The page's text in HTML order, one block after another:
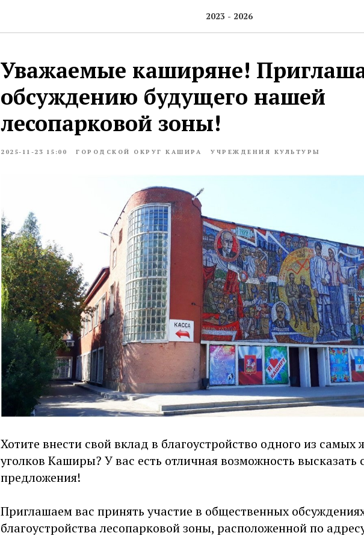
2023 - 2026
Уважаемые каширяне!
обсуждению будущего нашей
лесопарковой зоны!
2025-11-23 15:00 ГОРОДСКОЙ ОКРУГ КАШИРА УЧРЕЖДЕНИЯ КУЛЬТУРЫ
Хотите внести свой вклад в благоустройство одного из
уголков Каширы? У вас есть отличная возможность высказать
предложения!
Приглашаем вас принять участие в общественных
благоустройства лесопарковой зоны, расположенной по